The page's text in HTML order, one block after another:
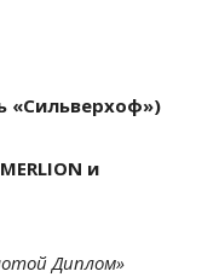
«Сильверхоф»)
и
Диплом»